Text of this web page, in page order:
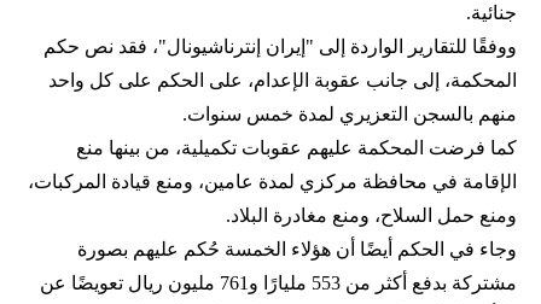
جنائية.
ووفقًا للتقارير الواردة إلى "إيران إنترناشيونال"، فقد نص حكم
المحكمة، إلى جانب عقوبة الإعدام، على الحكم على كل واحد
منهم بالسجن التعزيري لمدة خمس سنوات.
كما فرضت المحكمة عليهم عقوبات تكميلية، من بينها منع
الإقامة في محافظة مركزي لمدة عامين، ومنع قيادة المركبات،
ومنع حمل السلاح، ومنع مغادرة البلاد.
وجاء في الحكم أيضًا أن هؤلاء الخمسة حُكم عليهم بصورة
مشتركة بدفع أكثر من 553 مليارًا و761 مليون ريال تعويضًا عن